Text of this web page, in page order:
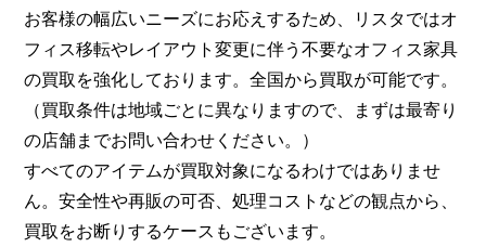
お客様の幅広いニーズにお応えするため、リスタではオ
フィス移転やレイアウト変更に伴う不要なオフィス家具
の買取を強化しております。全国から買取が可能です。
（買取条件は地域ごとに異なりますので、まずは最寄り
の店舗までお問い合わせください。）
すべてのアイテムが買取対象になるわけではありませ
ん。安全性や再販の可否、処理コストなどの観点から、
買取をお断りするケースもございます。